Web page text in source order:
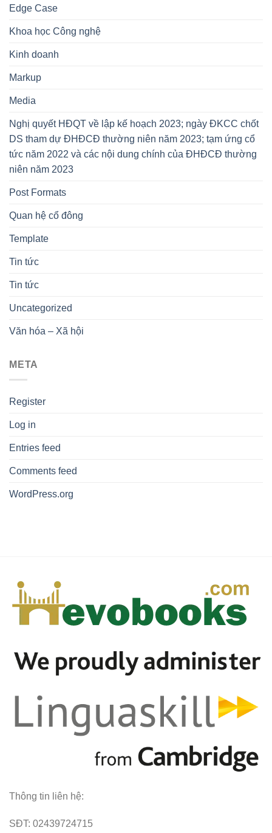
Edge Case
Khoa học Công nghệ
Kinh doanh
Markup
Media
Nghị quyết HĐQT về lập kế hoạch 2023; ngày ĐKCC chốt
DS tham dự ĐHĐCĐ thường niên năm 2023; tạm ứng cổ
tức năm 2022 và các nội dung chính của ĐHĐCĐ thường
niên năm 2023
Post Formats
Quan hệ cổ đông
Template
Tin tức
Tin tức
Uncategorized
Văn hóa – Xã hội
META
Register
Log in
Entries feed
Comments feed
WordPress.org
Thông tin liên hệ:
SĐT: 02439724715